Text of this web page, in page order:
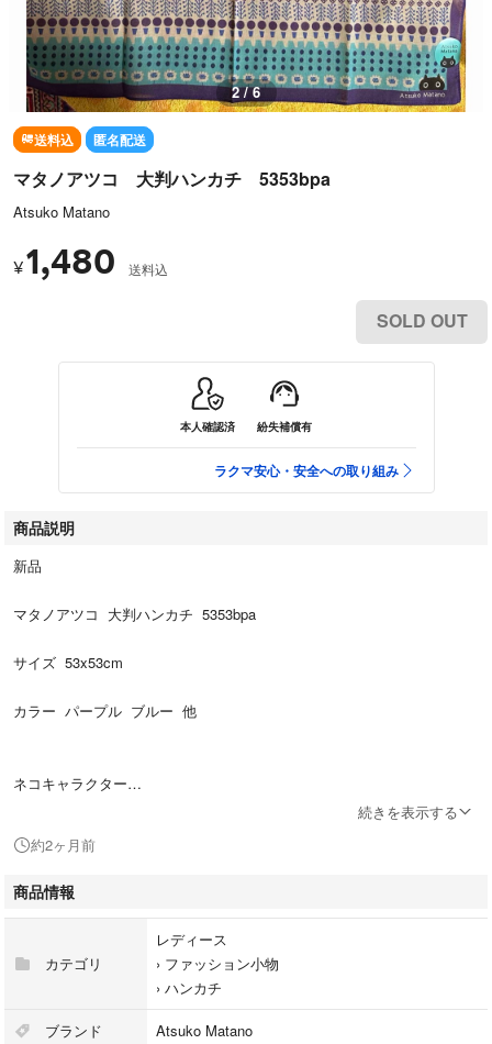
2 / 6
送料込 匿名配送
マタノアツコ 大判ハンカチ 5353bpa
Atsuko Matano
¥1,480 送料込
SOLD OUT
本人確認済 紛失補償有
ラクマ安心・安全への取り組み
商品説明
新品
マタノアツコ 大判ハンカチ 5353bpa
サイズ 53x53cm
カラー パープル ブルー 他
ネコキャラクター
続きを表示する
約2ヶ月前
商品情報
カテゴリ
レディース
› ファッション小物
› ハンカチ
ブランド Atsuko Matano